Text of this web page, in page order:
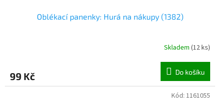
Oblékací panenky: Hurá na nákupy (1382)
Skladem (12 ks)
99 Kč Do košíku
Kód: 1161055